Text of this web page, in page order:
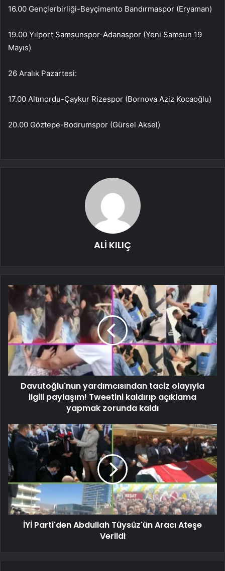
16.00 Gençlerbirliği-Beyçimento Bandırmaspor (Eryaman)
19.00 Yılport Samsunspor-Adanaspor (Yeni Samsun 19
Mayıs)
26 Aralık Pazartesi:
17.00 Altınordu-Çaykur Rizespor (Bornova Aziz Kocaoğlu)
20.00 Göztepe-Bodrumspor (Gürsel Aksel)
ALİ KILIÇ
Davutoğlu'nun yardımcısından taciz olayıyla
ilgili paylaşım! Tweetini kaldırıp açıklama
yapmak zorunda kaldı
İYİ Parti'den Abdullah Tüysüz'ün Aracı Ateşe
Verildi